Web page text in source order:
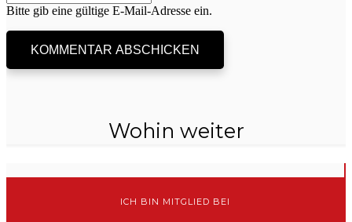
Bitte gib eine gültige E-Mail-Adresse ein.
KOMMENTAR ABSCHICKEN
Wohin weiter
ICH BIN MITGLIED BEI